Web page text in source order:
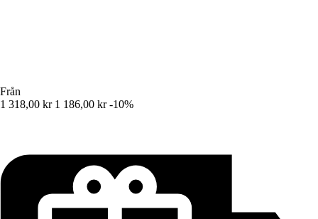
Från
1 318,00 kr 1 186,00 kr -10%